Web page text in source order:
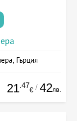
Гърция
21.47
€ / 42лв.